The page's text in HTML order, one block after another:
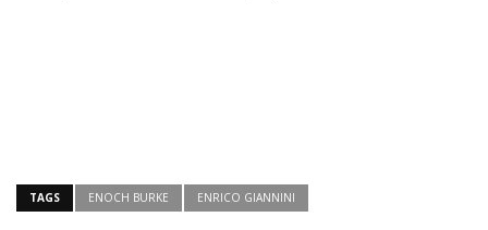
TAGS ENOCH BURKE ENRICO GIANNINI